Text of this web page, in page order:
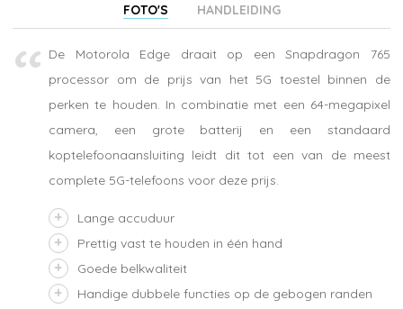
FOTO'S HANDLEIDING
De Motorola Edge draait op een Snapdragon 765
processor om de prijs van het 5G toestel binnen de
perken te houden. In combinatie met een 64-megapixel
camera, een grote batterij en een standaard
koptelefoonaansluiting leidt dit tot een van de meest
complete 5G-telefoons voor deze prijs.
Lange accuduur
Prettig vast te houden in één hand
Goede belkwaliteit
Handige dubbele functies op de gebogen randen